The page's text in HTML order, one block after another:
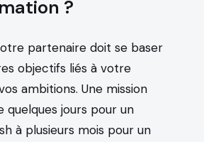
?
partenaire doit se baser
objectifs liés à votre
ambitions. Une mission
quelques jours pour un
à plusieurs mois pour un